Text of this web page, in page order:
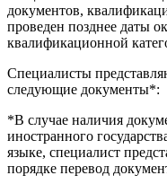
документов,
проведен позднее даты
квалификационной
Специалисты
следующие документы*:
*В случае наличия
иностранного
языке, специалист
порядке перевод